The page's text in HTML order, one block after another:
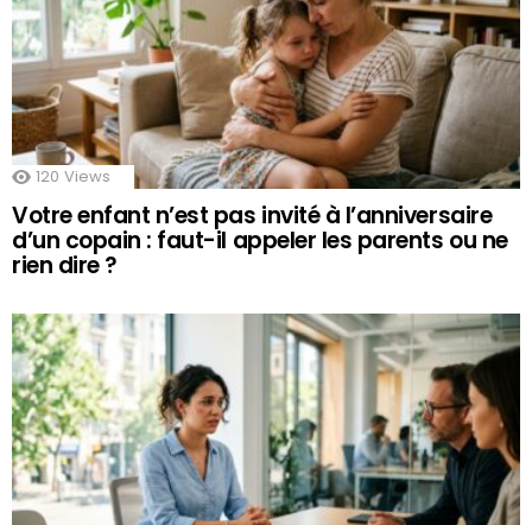
120 Views
Votre enfant n’est pas invité à l’anniversaire
d’un copain : faut-il appeler les parents ou ne
rien dire ?